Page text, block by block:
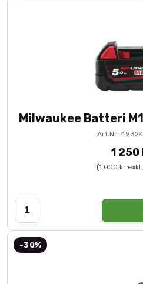
Milwaukee Batteri
Art.Nr:
1 250
(1 000 kr
-30%